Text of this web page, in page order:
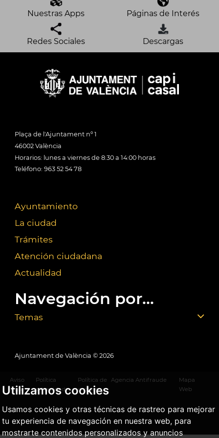
Utilizamos cookies
Usamos cookies y otras técnicas de rastreo para mejorar
tu experiencia de navegación en nuestra web, para
mostrarte contenidos personalizados y anuncios
Nuestras Apps Páginas de Interés
Redes Sociales Descargas
Plaça de l'Ajuntament nº 1
46002 València
Horarios: lunes a viernes de 8:30 a 14:00 horas
Teléfono: 963 52 54 78
Ayuntamiento
La ciudad
Trámites
Atención ciudadana
Actualidad
Navegación por...
Temas
Ajuntament de València © 2026
Aviso
legal
Política
privacidad
Política de
cookies
Agencia Antifraude
Mapa
Web